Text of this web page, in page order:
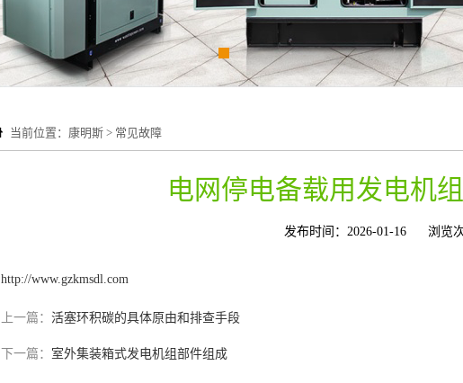
当前位置： 康明斯 > 常见故障
电网停电备载用发电机
发布时间：2026-01-16 浏览
http://www.gzkmsdl.com
上一篇： 活塞环积碳的具体原由和排查手段
下一篇： 室外集装箱式发电机组部件组成